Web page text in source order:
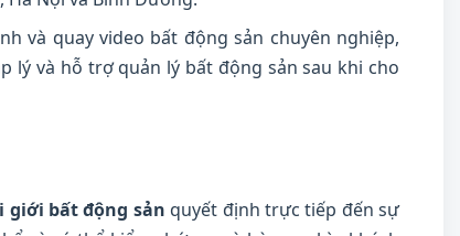
và quay video bất động sản chuyên nghiệp,
lý và hỗ trợ quản lý bất động sản sau khi cho
giới bất động sản quyết định trực tiếp đến sự